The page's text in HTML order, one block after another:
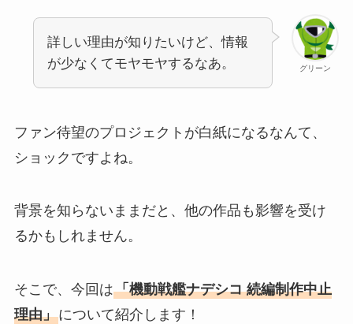
グリーン
詳しい理由が知りたいけど、情報
が少なくてモヤモヤするなあ。
ファン待望のプロジェクトが白紙になるなんて、
ショックですよね。
背景を知らないままだと、他の作品も影響を受け
るかもしれません。
そこで、今回は「機動戦艦ナデシコ 続編制作中止
理由」について紹介します！